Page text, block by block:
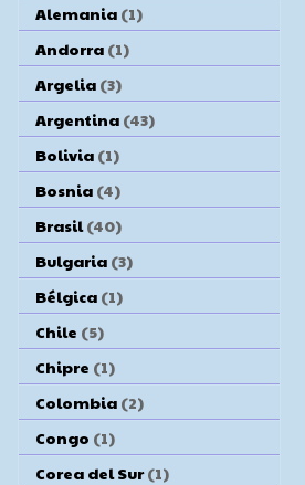
Alemania (1)
Andorra (1)
Argelia (3)
Argentina (43)
Bolivia (1)
Bosnia (4)
Brasil (40)
Bulgaria (3)
Bélgica (1)
Chile (5)
Chipre (1)
Colombia (2)
Congo (1)
Corea del Sur (1)